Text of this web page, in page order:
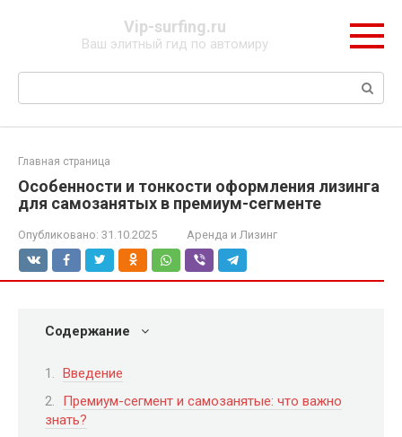
Vip-surfing.ru
Ваш элитный гид по автомиру
Поиск:
Главная страница
Особенности и тонкости оформления лизинга
для самозанятых в премиум-сегменте
Опубликовано: 31.10.2025 Аренда и Лизинг
Содержание
Введение
Премиум-сегмент и самозанятые: что важно
знать?